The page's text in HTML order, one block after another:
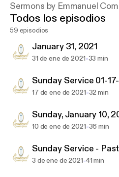
Sermons by Emmanuel
Todos los episodios
59 episodios
January 31, 2021
31 de ene de 2021-33 min
Sunday Service 01-
17 de ene de 2021-32 min
Sunday, January 10,
10 de ene de 2021-36 min
Sunday Service -
3 de ene de 2021-41 min